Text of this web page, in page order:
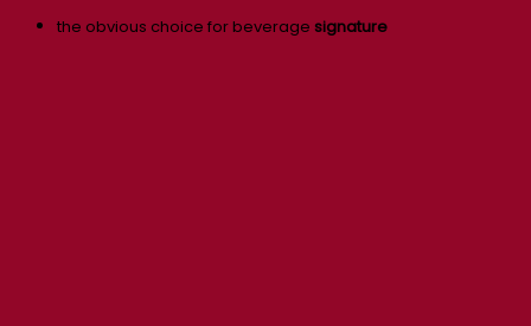
the obvious choice for beverage signature